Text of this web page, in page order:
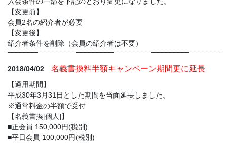
【変更前】
会員2名の紹介者が必要
【変更後】
紹介者条件を削除（会員の紹介者は不要）
2018/04/02 名義書換料半額キャンペーン期間更に延長
【適用期間】
平成30年3月31日とした期間を当面延長しました。
※通常料金の半額で受付
【名義書換[個人]】
■正会員 150,000円(税別)
■平日会員 100,000円(税別)